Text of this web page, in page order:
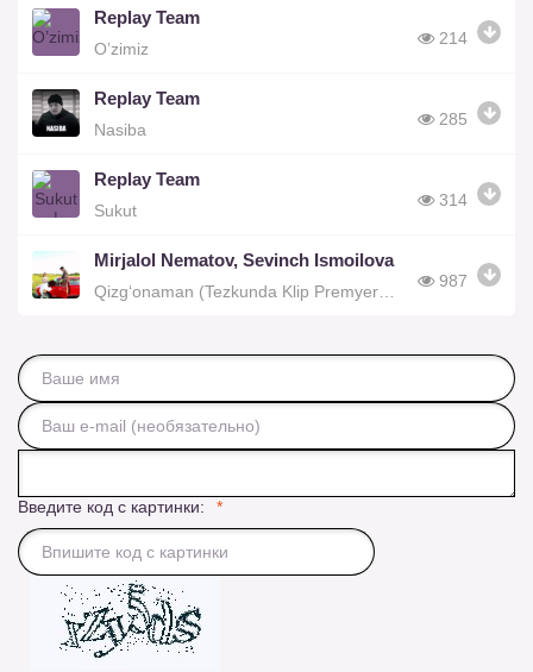
Replay Team
O’zimiz
214
Replay Team
Nasiba
285
Replay Team
Sukut
314
Mirjalol Nematov, Sevinch Ismoilova
987
Введите код с картинки: